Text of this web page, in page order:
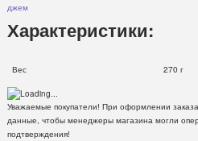
джем
Характеристики:
Вес 270 г
Уважаемые покупатели! При оформлении
данные, чтобы менеджеры магазина могли
подтверждения!